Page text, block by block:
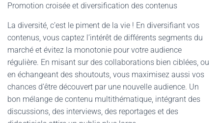
Promotion croisée et diversification des contenus
La diversité, c’est le piment de la vie ! En diversifiant vos
contenus, vous captez l’intérêt de différents segments du
marché et évitez la monotonie pour votre audience
régulière. En misant sur des collaborations bien ciblées, ou
en échangeant des shoutouts, vous maximisez aussi vos
chances d’être découvert par une nouvelle audience. Un
bon mélange de contenu multithématique, intégrant des
discussions, des interviews, des reportages et des